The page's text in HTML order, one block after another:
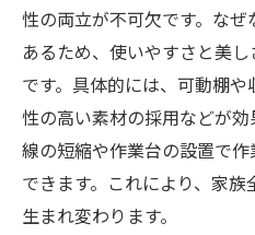
性の両立が不可欠です。な
あるため、使いやすさと美
です。具体的には、可動棚
性の高い素材の採用などが
線の短縮や作業台の設置で
できます。これにより、家
生まれ変わります。